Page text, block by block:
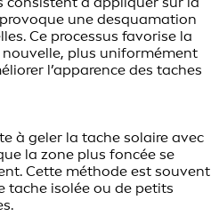
une desquamation
Ce processus favorise la
nouvelle, plus uniformément
l’apparence des taches
à geler la tache solaire avec
la zone plus foncée se
Cette méthode est souvent
tache isolée ou de petits